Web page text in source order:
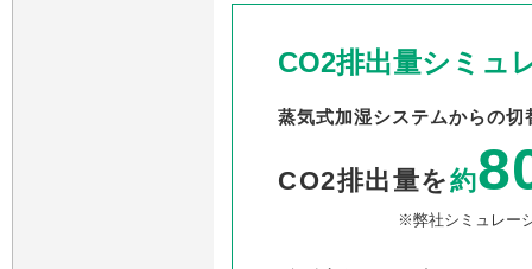
CO2排出量シミュ
蒸気式加湿システムからの切
CO2排出量を約
※弊社シミュレー